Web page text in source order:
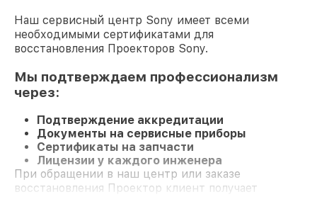
Наш сервисный центр Sony имеет всеми
необходимыми сертификатами для
восстановления Проекторов Sony.
Мы подтверждаем профессионализм
через:
Подтверждение аккредитации
Документы на сервисные приборы
Сертификаты на запчасти
Лицензии у каждого инженера
При обращении в наш центр или заказе
восстановления Проектор клиент получает